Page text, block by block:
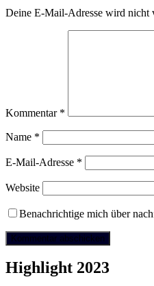
Deine E-Mail-Adresse wird nicht
Kommentar *
Name *
E-Mail-Adresse *
Website
Benachrichtige mich über
Highlight 2023